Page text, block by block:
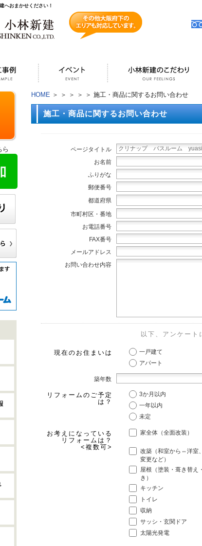
へおまかせください！
HOME ＞ ＞ ＞ ＞ ＞ 施工・商品に関するお問い合わせ
施工・商品に関するお問い合わせ
ページタイトル
お名前
ふりがな
郵便番号
都道府県
市町村区・番地
お電話番号
FAX番号
メールアドレス
お問い合わせ内容
以下、アンケート
現在のお住まいは 一戸建て
アパート
築年数
リフォームのご予定
は？
3か月以内
一年以内
未定
お考えになっている
リフォームは？
<複数可>
家全体（全面改装）
改築（和室から⇔洋室
変更など）
屋根（塗装・葺き替え
き）
キッチン
トイレ
収納
サッシ・玄関ドア
太陽光発電
ら